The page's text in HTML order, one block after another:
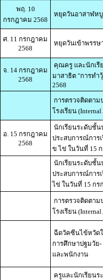
พฤ. 10
กรกฎาคม 2568
หยุดวันอาสาฬห
ศ. 11 กรกฎาคม
2568
หยุดวันเข้าพรรษ
จ. 14 กรกฎาคม
2568
คุณครู และนักเรี
มาสาธิต "การทำ
2568
การตรวจติดตา
โรงเรียน
อ. 15 กรกฎาคม
2568
นักเรียนระดับชั้น
ประสบการณ์การเ
ข ไข่ ในวันที่ 15
นักเรียนระดับชั้น
ประสบการณ์การเ
ไข่ ในวันที่ 15 กร
การตรวจติดตา
โรงเรียน
ฉีดวัคซีนไข้หวัด
การศึกษาปฐมวัย
และพนักงาน
ครูและนักเรียน